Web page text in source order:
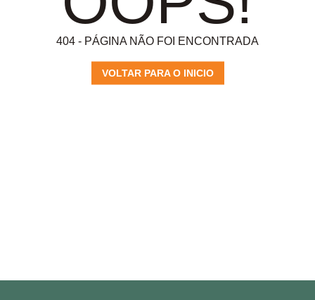
404 - PÁGINA NÃO FOI ENCONTRADA
VOLTAR PARA O INICIO